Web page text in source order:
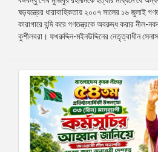
প্রেস
রিলিজ
গ্যালারি
বিএনপি-
সহিংসতা
ষড়যন্ত্রের ধারাবাহিকতায় ২০০৭ সালের ১৬ জুলাই
কারাগারে বন্দি করে গণতন্ত্রকে অবরুদ্ধ করার নীল-
কুশীলবরা। ফখরুদ্দিন-মইনউদ্দিনের নেতৃত্বাধীন